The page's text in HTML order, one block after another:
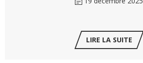
LIRE LA SUITE